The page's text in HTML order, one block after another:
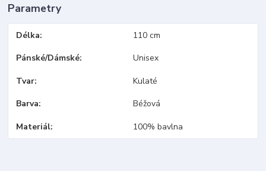
Parametry
Délka 110 cm
Pánské/Dámské Unisex
Tvar Kulaté
Barva Béžová
Materiál 100% bavlna